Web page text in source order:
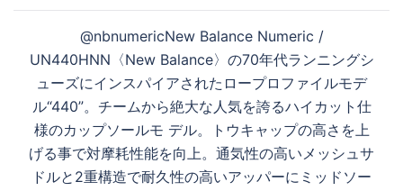
@nbnumericNew Balance Numeric /
UN440HNN〈New Balance〉の70年代ランニングシ
ューズにインスパイアされたロープロファイルモデ
ル“440”。チームから絶大な人気を誇るハイカット仕
様のカップソールモ デル。トウキャップの高さを上
げる事で対摩耗性能を向上。通気性の高いメッシュサ
ドルと2重構造で耐久性の高いアッパーにミッドソー